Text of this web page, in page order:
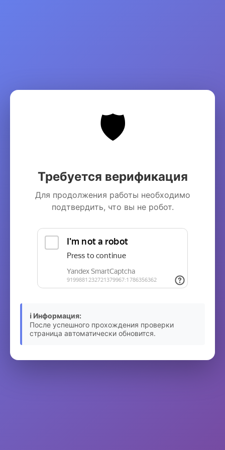
🛡️
Требуется верификация
Для продолжения работы необходимо
подтвердить, что вы не робот.
ℹ️ Информация:
После успешного прохождения проверки
страница автоматически обновится.